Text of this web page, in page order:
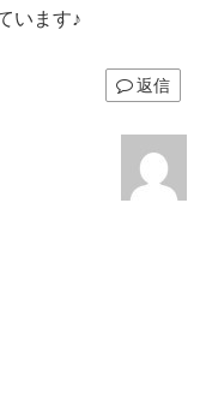
います♪
返信